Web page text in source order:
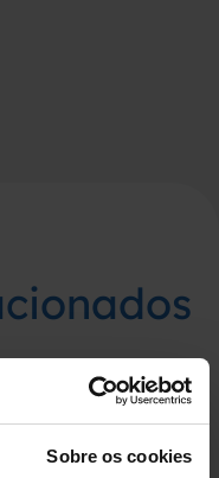
Sobre os cookies